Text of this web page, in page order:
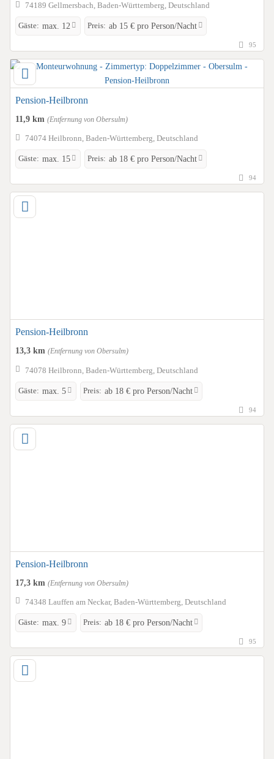
74189 Gellmersbach, Baden-Württemberg, Deutschland
Gäste: max. 12 Preis: ab 15 € pro Person/Nacht
95
Pension-Heilbronn
11,9 km (Entfernung von Obersulm)
74074 Heilbronn, Baden-Württemberg, Deutschland
Gäste: max. 15 Preis: ab 18 € pro Person/Nacht
94
Pension-Heilbronn
13,3 km (Entfernung von Obersulm)
74078 Heilbronn, Baden-Württemberg, Deutschland
Gäste: max. 5 Preis: ab 18 € pro Person/Nacht
94
Pension-Heilbronn
17,3 km (Entfernung von Obersulm)
74348 Lauffen am Neckar, Baden-Württemberg, Deutschland
Gäste: max. 9 Preis: ab 18 € pro Person/Nacht
95